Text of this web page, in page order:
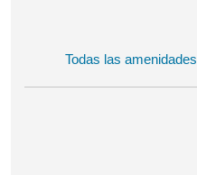
Todas las amenidades